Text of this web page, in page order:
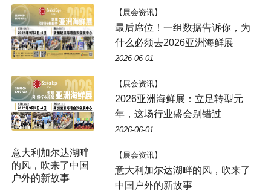
【展会资讯】
最后席位！一组数据告诉你，为
什么必须去2026亚洲海鲜展
2026-06-01
【展会资讯】
2026亚洲海鲜展：立足转型元
年，这场行业盛会别错过
2026-06-01
意大利加尔达湖畔
的风，吹来了中国
户外的新故事
【展会资讯】
意大利加尔达湖畔的风，吹来了
中国户外的新故事